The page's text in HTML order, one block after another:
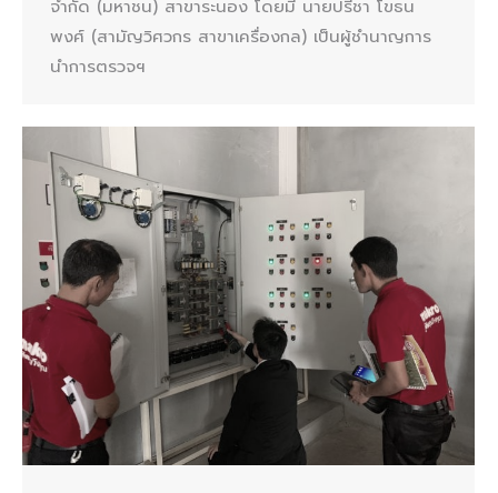
จำกัด (มหาชน) สาขาระนอง โดยมี นายปรีชา โขธน
พงศ์ (สามัญวิศวกร สาขาเครื่องกล) เป็นผู้ชำนาญการ
นำการตรวจฯ